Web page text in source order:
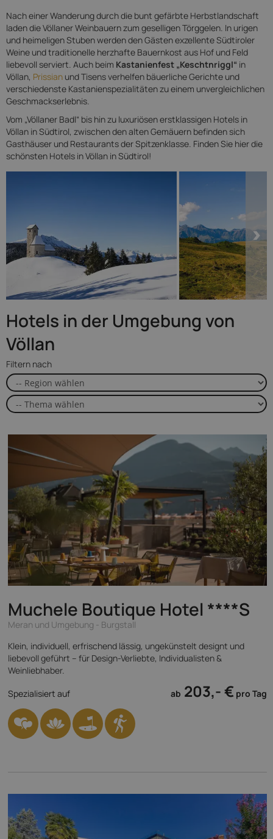
Nach einer Wanderung durch die bunt gefärbte Herbstlandschaft
laden die Völlaner Weinbauern zum geselligen Törggelen. In urigen
und heimeligen Stuben werden den Gästen exzellente Südtiroler
Weine und traditionelle herzhafte Bauernkost aus Hof und Feld
liebevoll serviert. Auch beim Kastanienfest „Keschtnriggl“ in
Völlan, Prissian und Tisens verhelfen bäuerliche Gerichte und
verschiedenste Kastanienspezialitäten zu einem unvergleichlichen
Geschmackserlebnis.
Vom „Völlaner Badl“ bis hin zu luxuriösen erstklassigen Hotels in
Völlan in Südtirol, zwischen den alten Gemäuern befinden sich
Gasthäuser und Restaurants der Spitzenklasse. Finden Sie hier die
schönsten Hotels in Völlan in Südtirol!
Hotels in der Umgebung von
Völlan
Filtern nach
Muchele Boutique Hotel ****S
Meran und Umgebung - Burgstall
Klein, individuell, erfrischend lässig, ungekünstelt designt und
liebevoll geführt – für Design-Verliebte, Individualisten &
Weinliebhaber.
Spezialisiert auf
ab 203,- € pro Tag